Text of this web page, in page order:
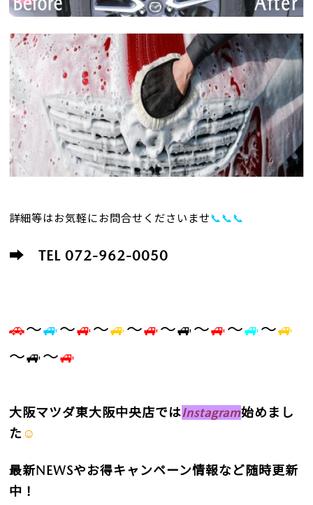
詳細等はお気軽にお問合せくださいませ 📞📞📞
➡ TEL 072-962-0050
🚗～🚙～🚙～🚙～🚙～🚙～🚙～🚙～🚙
～🚙～🚙
大阪マツダ東大阪中央店ではInstagram始めまし
た ☺
最新NEWSやお得キャンペーン情報など随時更新
中！